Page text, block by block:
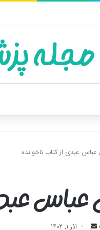
مجله
عباس عبدی از کتاب ناخوانده
عباس
ارسال آذر 1, 1402